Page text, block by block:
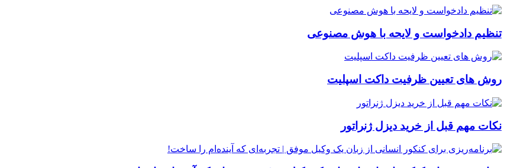
تنظیم دادخواست و لایحه با هوش مصنوعی
روش های تعیین ظرفیت داکت اسپلیت
نکات مهم قبل از خرید دیزل ژنراتور